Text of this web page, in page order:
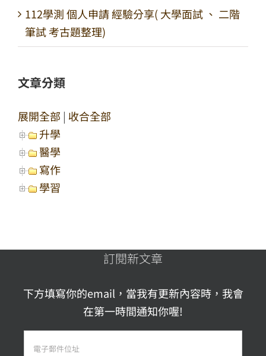
112學測 個人申請 經驗分享( 大學面試 、 二階
筆試 考古題整理)
文章分類
展開全部 | 收合全部
升學
醫學
寫作
學習
訂閱新文章
下方填寫你的email，當我有更新內容時，我會
在第一時間通知你喔!